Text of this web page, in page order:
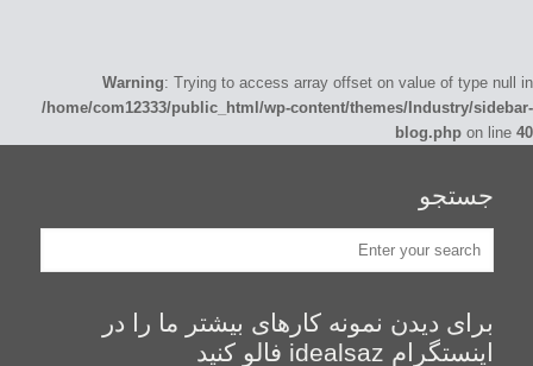
Warning: Trying to access array offset on value of type null in
/home/com12333/public_html/wp-content/themes/Industry/sidebar-
blog.php on line 40
جستجو
برای دیدن نمونه کارهای بیشتر ما را در
اینستگرام idealsaz فالو کنید